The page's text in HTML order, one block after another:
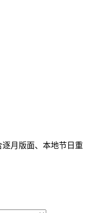
逐月版面、本地节日重